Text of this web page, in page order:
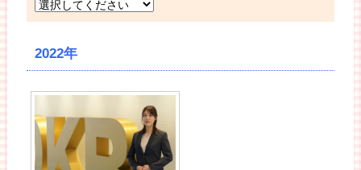
2022年